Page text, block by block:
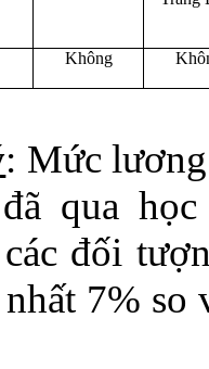
Không
: Mức
qua
đối
7% so